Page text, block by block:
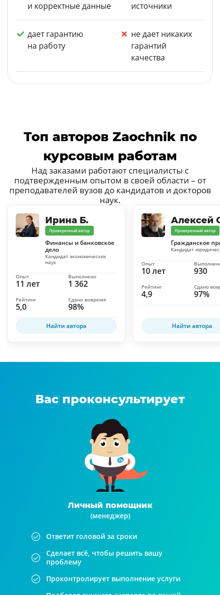
и корректные данные
источники
дает гарантию
на работу
не дает никаких
гарантий
качества
Топ авторов Zaochnik по
курсовым работам
Над заказами работают специалисты с
подтвержденным опытом в своей области – от
преподавателей вузов до кандидатов и докторов
наук.
Ирина Б.
Проверенный автор
Финансы и банковское
дело
Кандидат экономических
наук
11 лет
Опыт
1 362
Выполнено
5,0
Рейтинг
98%
Сдано вовремя
Найти автора
Алексей
Проверенный автор
Гражданское
Кандидат
10 лет
Опыт
930
4,9
Рейтинг
97%
Сдано
Найти автора
Вас проконсультирует
Личный помощник
(менеджер)
Ответит головой за сроки
Сделает всё, чтобы решить вашу
проблему
Проконтролирует выполнение услуги